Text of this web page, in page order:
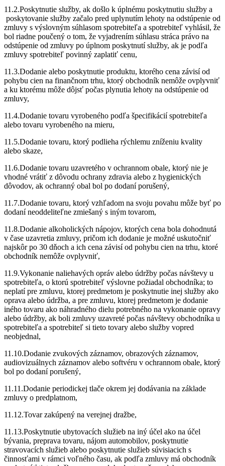
11.2.Poskytnutie služby, ak došlo k úplnému poskytnutiu služby a
poskytovanie služby začalo pred uplynutím lehoty na odstúpenie od
zmluvy s výslovným súhlasom spotrebiteľa a spotrebiteľ vyhlásil, že
bol riadne poučený o tom, že vyjadrením súhlasu stráca právo na
odstúpenie od zmluvy po úplnom poskytnutí služby, ak je podľa
zmluvy spotrebiteľ povinný zaplatiť cenu,
11.3.Dodanie alebo poskytnutie produktu, ktorého cena závisí od
pohybu cien na finančnom trhu, ktorý obchodník nemôže ovplyvniť
a ku ktorému môže dôjsť počas plynutia lehoty na odstúpenie od
zmluvy,
11.4.Dodanie tovaru vyrobeného podľa špecifikácií spotrebiteľa
alebo tovaru vyrobeného na mieru,
11.5.Dodanie tovaru, ktorý podlieha rýchlemu zníženiu kvality
alebo skaze,
11.6.Dodanie tovaru uzavretého v ochrannom obale, ktorý nie je
vhodné vrátiť z dôvodu ochrany zdravia alebo z hygienických
dôvodov, ak ochranný obal bol po dodaní porušený,
11.7.Dodanie tovaru, ktorý vzhľadom na svoju povahu môže byť po
dodaní neoddeliteľne zmiešaný s iným tovarom,
11.8.Dodanie alkoholických nápojov, ktorých cena bola dohodnutá
v čase uzavretia zmluvy, pričom ich dodanie je možné uskutočniť
najskôr po 30 dňoch a ich cena závisí od pohybu cien na trhu, ktoré
obchodník nemôže ovplyvniť,
11.9.Vykonanie naliehavých opráv alebo údržby počas návštevy u
spotrebiteľa, o ktorú spotrebiteľ výslovne požiadal obchodníka; to
neplatí pre zmluvu, ktorej predmetom je poskytnutie inej služby ako
oprava alebo údržba, a pre zmluvu, ktorej predmetom je dodanie
iného tovaru ako náhradného dielu potrebného na vykonanie opravy
alebo údržby, ak boli zmluvy uzavreté počas návštevy obchodníka u
spotrebiteľa a spotrebiteľ si tieto tovary alebo služby vopred
neobjednal,
11.10.Dodanie zvukových záznamov, obrazových záznamov,
audiovizuálnych záznamov alebo softvéru v ochrannom obale, ktorý
bol po dodaní porušený,
11.11.Dodanie periodickej tlače okrem jej dodávania na základe
zmluvy o predplatnom,
11.12.Tovar zakúpený na verejnej dražbe,
11.13.Poskytnutie ubytovacích služieb na iný účel ako na účel
bývania, preprava tovaru, nájom automobilov, poskytnutie
stravovacích služieb alebo poskytnutie služieb súvisiacich s
činnosťami v rámci voľného času, ak podľa zmluvy má obchodník